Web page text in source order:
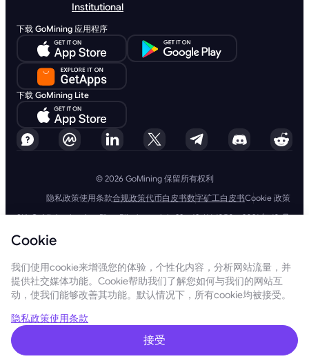
Institutional
下载 GoMining 应用程序
下载 GoMining Lite
© 2026 GoMining 保留所有权利
隐私政策使用条款合规政策代币白皮书数字矿工白皮书Cookie 政策
SIA GoMining Latvia，Rīga, Elizabetes iela 22 - 42, LV-1050，2021 年 10 月
GoMining (BVI) Limited, Trinity Chambers, PO Box 4301, Road Town,
BMINE BVI LIMITED, Trinity Chambers, Road Town, Tortola, British Virgin
Islands VG 1110
GoMining（英属维尔京群岛）有限公司、SIA GoMining Latvia和 BMINE
BVI 有限公司完全遵守所有适用法律法规，并坚定致力于打击洗钱、恐怖主
恐怖主义融资义务以及反扩散融资措施，以维护我们运营和服务的完整性和
安全性。
GoMining (Cyprus) Limited, a company, incorporated, organized and
existing under the laws of Cyprus with registration number HE 450955,
Cookie
我们使用cookie来增强您的体验，个性化内容，分析网站流量，并
提供社交媒体功能。Cookie帮助我们了解您如何与我们的网站互
动，使我们能够改善其功能。默认情况下，所有cookie均被接受。
隐私政策使用条款
接受